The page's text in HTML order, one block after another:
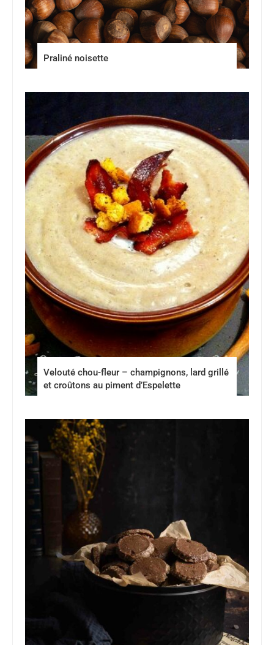
Praliné noisette
Velouté chou-fleur – champignons, lard grillé
et croûtons au piment d’Espelette